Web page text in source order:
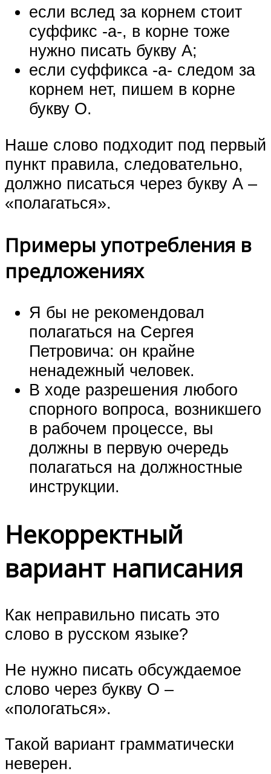
если вслед за корнем стоит
суффикс -а-, в корне тоже
нужно писать букву А;
если суффикса -а- следом за
корнем нет, пишем в корне
букву О.
Наше слово подходит под первый
пункт правила, следовательно,
должно писаться через букву А –
«полагаться».
Примеры употребления в
предложениях
Я бы не рекомендовал
полагаться на Сергея
Петровича: он крайне
ненадежный человек.
В ходе разрешения любого
спорного вопроса, возникшего
в рабочем процессе, вы
должны в первую очередь
полагаться на должностные
инструкции.
Некорректный
вариант написания
Как неправильно писать это
слово в русском языке?
Не нужно писать обсуждаемое
слово через букву О –
«пологаться».
Такой вариант грамматически
неверен.